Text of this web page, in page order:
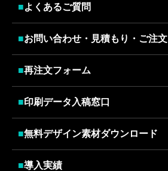
■よくあるご質問
■お問い合わせ・見積もり・ご注文
■再注文フォーム
■印刷データ入稿窓口
■無料デザイン素材ダウンロード
■導入実績